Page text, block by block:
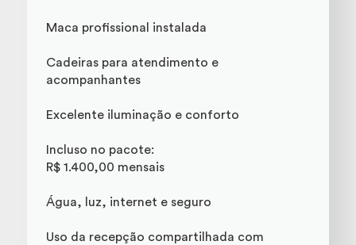
Maca profissional instalada
Cadeiras para atendimento e
acompanhantes
Excelente iluminação e conforto
Incluso no pacote:
R$ 1.400,00 mensais
Água, luz, internet e seguro
Uso da recepção compartilhada com